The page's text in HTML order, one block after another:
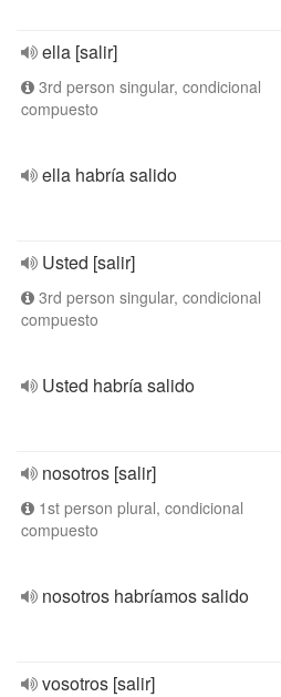
ella [salir]
3rd person singular, condicional
compuesto
ella habría salido
Usted [salir]
3rd person singular, condicional
compuesto
Usted habría salido
nosotros [salir]
1st person plural, condicional
compuesto
nosotros habríamos salido
vosotros [salir]